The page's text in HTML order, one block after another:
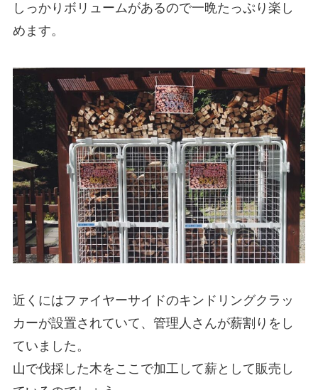
しっかりボリュームがあるので一晩たっぷり楽し
めます。
近くにはファイヤーサイドのキンドリングクラッ
カーが設置されていて、管理人さんが薪割りをし
ていました。
山で伐採した木をここで加工して薪として販売し